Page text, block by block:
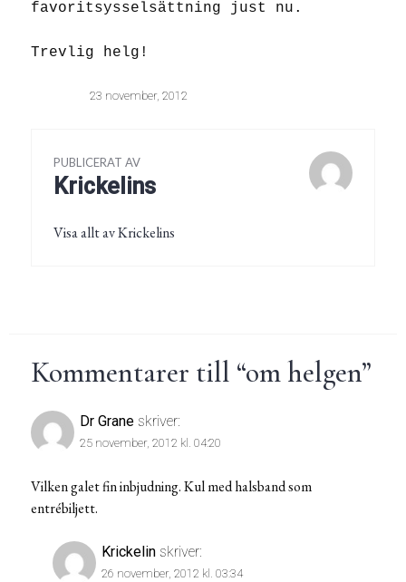
favoritsysselsättning just nu.
Trevlig helg!
23 november, 2012
PUBLICERAT AV
Krickelins
Visa allt av Krickelins
Kommentarer till “om helgen”
Dr Grane skriver:
25 november, 2012 kl. 04:20
Vilken galet fin inbjudning. Kul med halsband som
entrébiljett.
Krickelin skriver:
26 november, 2012 kl. 03:34